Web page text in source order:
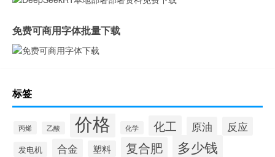
免费可商用字体批量下载
标签
丙烯 乙酸 价格 化学 化工 原油 反应
发电机 合金 塑料 复合肥 多少钱